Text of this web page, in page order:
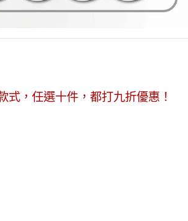
，任選十件，都打九折優惠！